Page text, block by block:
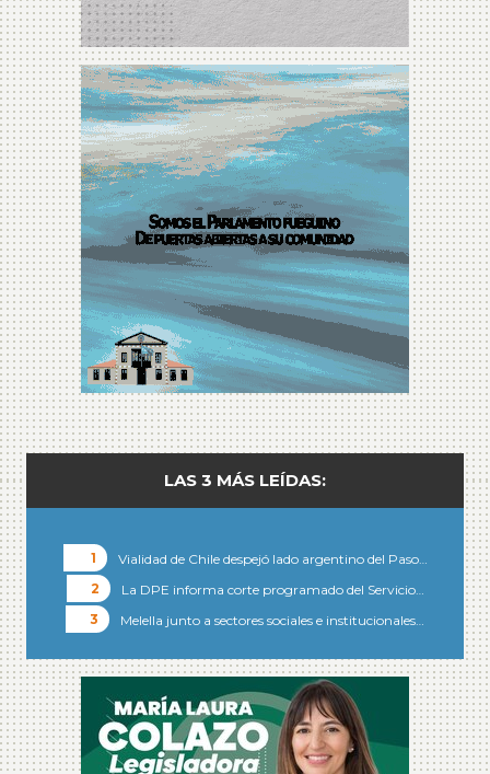
LAS 3 MÁS LEÍDAS:
Vialidad de Chile despejó lado argentino del Paso…
La DPE informa corte programado del Servicio…
Melella junto a sectores sociales e institucionales…